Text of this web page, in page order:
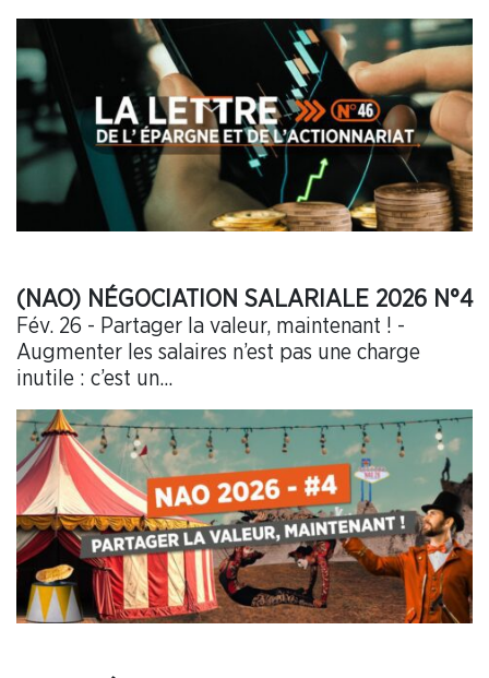
(NAO) NÉGOCIATION SALARIALE 2026 N°4
Fév. 26 - Partager la valeur, maintenant ! -
Augmenter les salaires n’est pas une charge
inutile : c’est un...